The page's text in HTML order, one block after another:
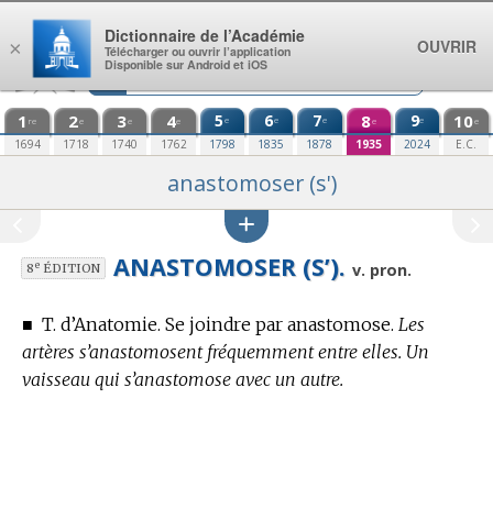
Aller au contenu
1 re
1694
2e
1718
3e
1740
4e
1762
5e
1798
6e
1835
7e
1878
8e
1935
9e
2024
10e
E.C.
anastomoser (s')
8eÉDITION ANASTOMOSER (S’). v. pron.
■ T. d’Anatomie. Se joindre par anastomose. Les
artères s’anastomosent fréquemment entre elles. Un
vaisseau qui s’anastomose avec un autre.
×
Dictionnaire de l’Académie
Télécharger ou ouvrir l’application
Disponible sur Android et iOS
OUVRIR